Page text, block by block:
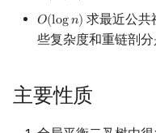
LaTeX 入门
优化
动态 DP
DP 套 DP
后缀自动机 (SAM)
广义后缀自动机
多项式与生成函数
线性代数
拆点
环计数问题
随机增量法
计算几何杂项
表达式求值
主元素问题
𝑂(log𝑛)
O(logn) 求最近公共
些复杂度和重链剖分
主要性质